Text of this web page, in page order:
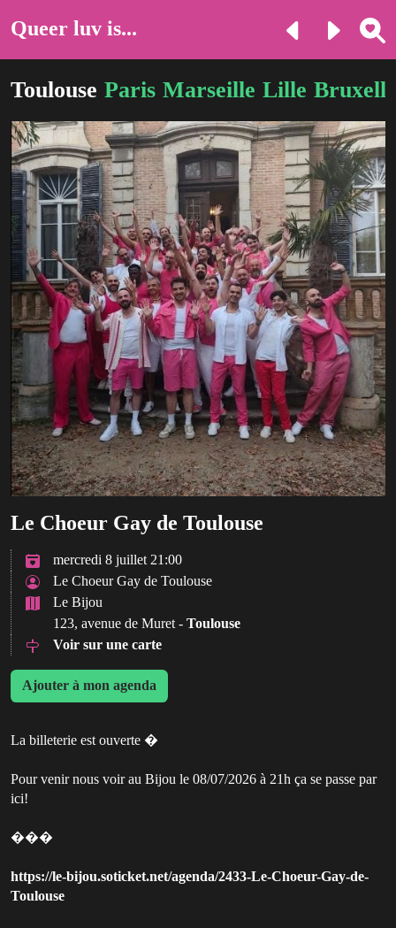
Queer luv is...
Toulouse Paris Marseille Lille
Le Choeur Gay de Toulouse
mercredi 8 juillet 21:00
Le Choeur Gay de Toulouse
Le Bijou
123, avenue de Muret - Toulouse
Voir sur une carte
Ajouter à mon agenda
La billeterie est ouverte �
Pour venir nous voir au Bijou le 08/07/2026 à 21h ça se passe par
ici!
���
https://le-bijou.soticket.net/agenda/2433-Le-Choeur-Gay-de-
Toulouse